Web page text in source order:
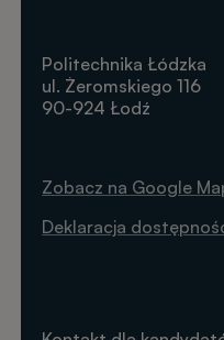
Politechnika Łódzka
ul. Żeromskiego 116
90-924 Łodź
Zobacz na Google
Deklaracja